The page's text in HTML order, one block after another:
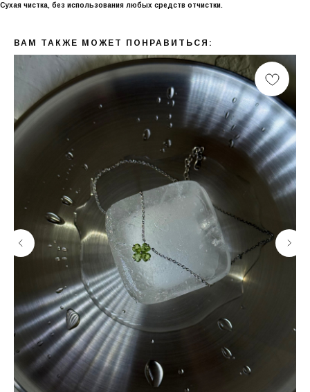
Сухая чистка, без использования любых средств отчистки.
ВАМ ТАКЖЕ МОЖЕТ ПОНРАВИТЬСЯ: